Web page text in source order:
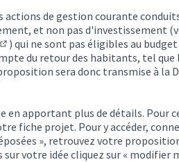
de gestion courante
et non pas d'investissement
externe)
) qui ne sont pas éligibles au budget
du retour des habitants, tel que
sera donc transmise à la
apportant plus de détails. Pour
fiche projet. Pour y accéder,
», retrouvez votre
votre idée cliquez sur « modifier